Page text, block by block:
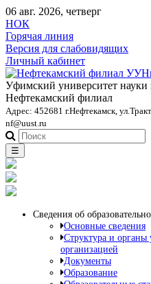
06 авг. 2026, четверг
НОК
Горячая линия
Версия для слабовидящих
Личный кабинет
Уфимский университет науки
Нефтекамский филиал
Адрес: 452681 г.Нефтекамск,
nf@uust.ru
☰
Сведения об
Основные сведения
Структура и органы
организацией
Документы
Образование